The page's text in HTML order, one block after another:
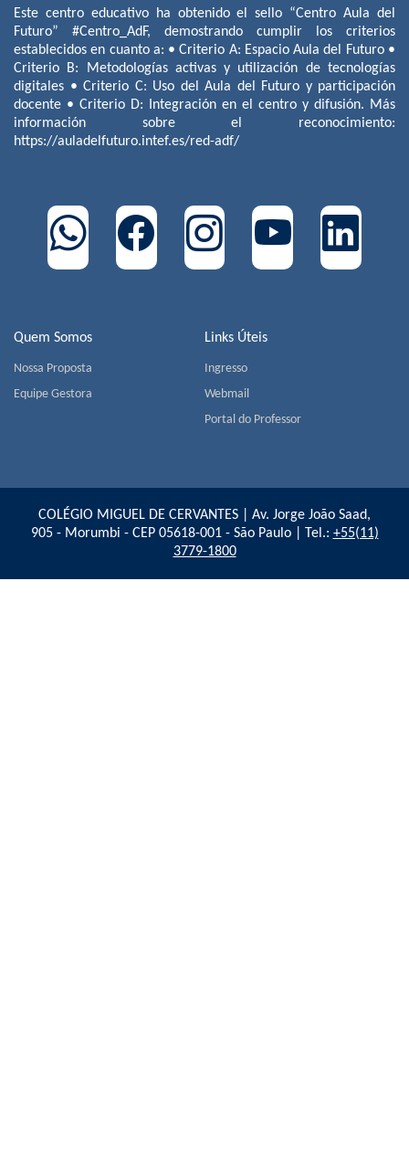
Quem Somos
Nossa Proposta
Equipe Gestora
Links Úteis
Ingresso
Webmail
Portal do Professor
Este centro educativo ha obtenido el sello “Centro Aula del
Futuro” #Centro_AdF, demostrando cumplir los criterios
establecidos en cuanto a: • Criterio A: Espacio Aula del Futuro •
Criterio B: Metodologías activas y utilización de tecnologías
digitales • Criterio C: Uso del Aula del Futuro y participación
docente • Criterio D: Integración en el centro y difusión. Más
información sobre el reconocimiento:
https://auladelfuturo.intef.es/red-adf/
COLÉGIO MIGUEL DE CERVANTES | Av. Jorge João Saad,
905 - Morumbi - CEP 05618-001 - São Paulo | Tel.: +55(11)
3779-1800